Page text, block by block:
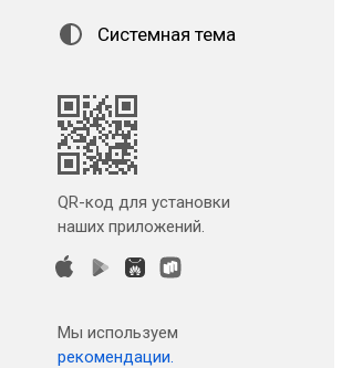
Системная тема
QR-код для установки
наших приложений.
Мы используем
рекомендации.